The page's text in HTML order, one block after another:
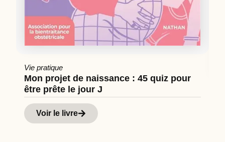
Vie pratique
Mon projet de naissance : 45 quiz pour
être prête le jour J
Voir le livre